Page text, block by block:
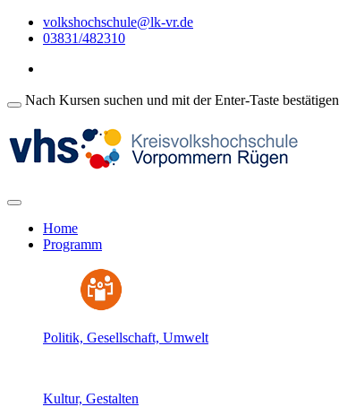
volkshochschule@lk-vr.de
03831/482310
Nach Kursen suchen und mit der Enter-Taste bestätigen
Home
Programm
Politik, Gesellschaft, Umwelt
Kultur, Gestalten